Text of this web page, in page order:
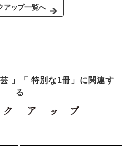
アップ一覧へ
」「 特別な1冊」に関連す
る